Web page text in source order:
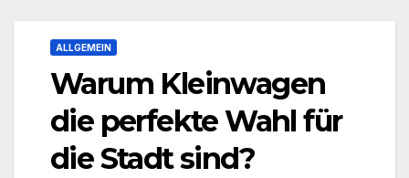
ALLGEMEIN
Warum Kleinwagen
die perfekte Wahl für
die Stadt sind?